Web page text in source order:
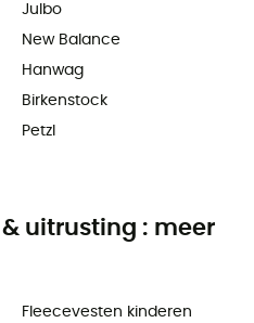
Julbo
New Balance
Hanwag
Birkenstock
Petzl
uitrusting : meer
Fleecevesten kinderen